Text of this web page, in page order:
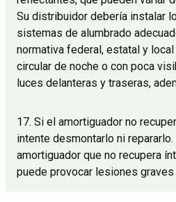
Su distribuidor debería instalar
sistemas de alumbrado
normativa federal, estatal y
circular de noche o con poca
luces delanteras y traseras,
17. Si el amortiguador no
intente desmontarlo ni
amortiguador que no recupera
puede provocar lesiones